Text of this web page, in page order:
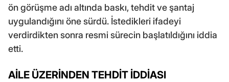
ön görüşme adı altında baskı, tehdit ve şantaj
uygulandığını öne sürdü. İstedikleri ifadeyi
verdirdikten sonra resmi sürecin başlatıldığını iddia
etti.
AİLE ÜZERİNDEN TEHDİT İDDİASI